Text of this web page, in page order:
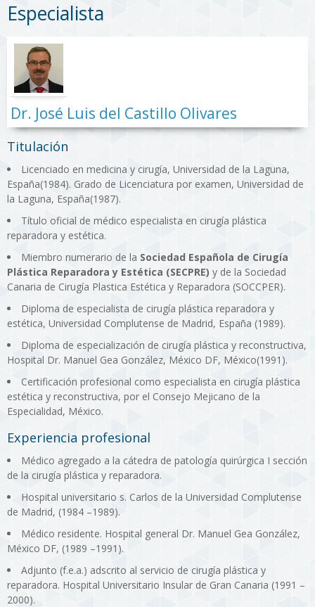
Especialista
Dr. José Luis del Castillo Olivares
Titulación
Licenciado en medicina y cirugía, Universidad de la Laguna,
España(1984). Grado de Licenciatura por examen, Universidad de
la Laguna, España(1987).
Título oficial de médico especialista en cirugía plástica
reparadora y estética.
Miembro numerario de la Sociedad Española de Cirugía
Plástica Reparadora y Estética (SECPRE) y de la Sociedad
Canaria de Cirugía Plastica Estética y Reparadora (SOCCPER).
Diploma de especialista de cirugía plástica reparadora y
estética, Universidad Complutense de Madrid, España (1989).
Diploma de especialización de cirugía plástica y reconstructiva,
Hospital Dr. Manuel Gea González, México DF, México(1991).
Certificación profesional como especialista en cirugía plástica
estética y reconstructiva, por el Consejo Mejicano de la
Especialidad, México.
Experiencia profesional
Médico agregado a la cátedra de patología quirúrgica I sección
de la cirugía plástica y reparadora.
Hospital universitario s. Carlos de la Universidad Complutense
de Madrid, (1984 –1989).
Médico residente. Hospital general Dr. Manuel Gea González,
México DF, (1989 –1991).
Adjunto (f.e.a.) adscrito al servicio de cirugía plástica y
reparadora. Hospital Universitario Insular de Gran Canaria (1991 –
2000).